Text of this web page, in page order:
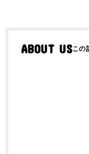
ABOUT US